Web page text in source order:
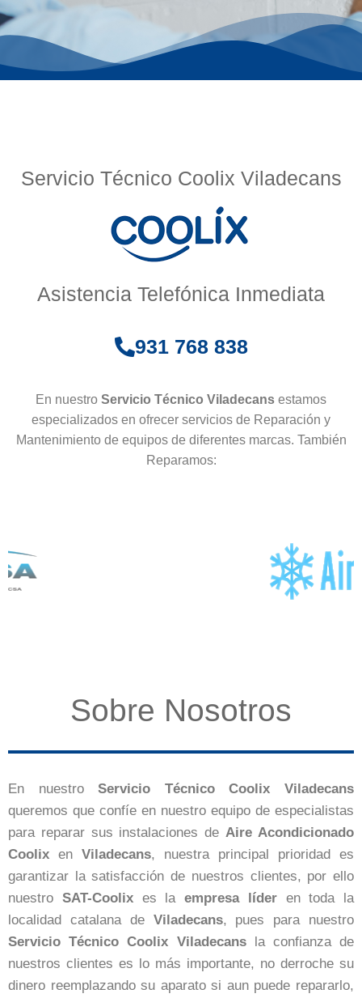
Servicio Técnico Coolix Viladecans
Asistencia Telefónica Inmediata
931 768 838
En nuestro Servicio Técnico Viladecans estamos
especializados en ofrecer servicios de Reparación y
Mantenimiento de equipos de diferentes marcas. También
Reparamos:
Sobre Nosotros
En nuestroServicio Técnico Coolix Viladecans
queremos que confíe en nuestro equipo de especialistas
para reparar sus instalaciones de Aire Acondicionado
Coolix en Viladecans, nuestra principal prioridad es
garantizar la satisfacción de nuestros clientes, por ello
nuestro SAT-Coolixes la empresa líderen toda la
localidad catalana de Viladecans, pues para nuestro
Servicio Técnico Coolix Viladecans la confianza de
nuestros clientes es lo más importante, no derroche su
dinero reemplazando su aparato si aun puede repararlo,